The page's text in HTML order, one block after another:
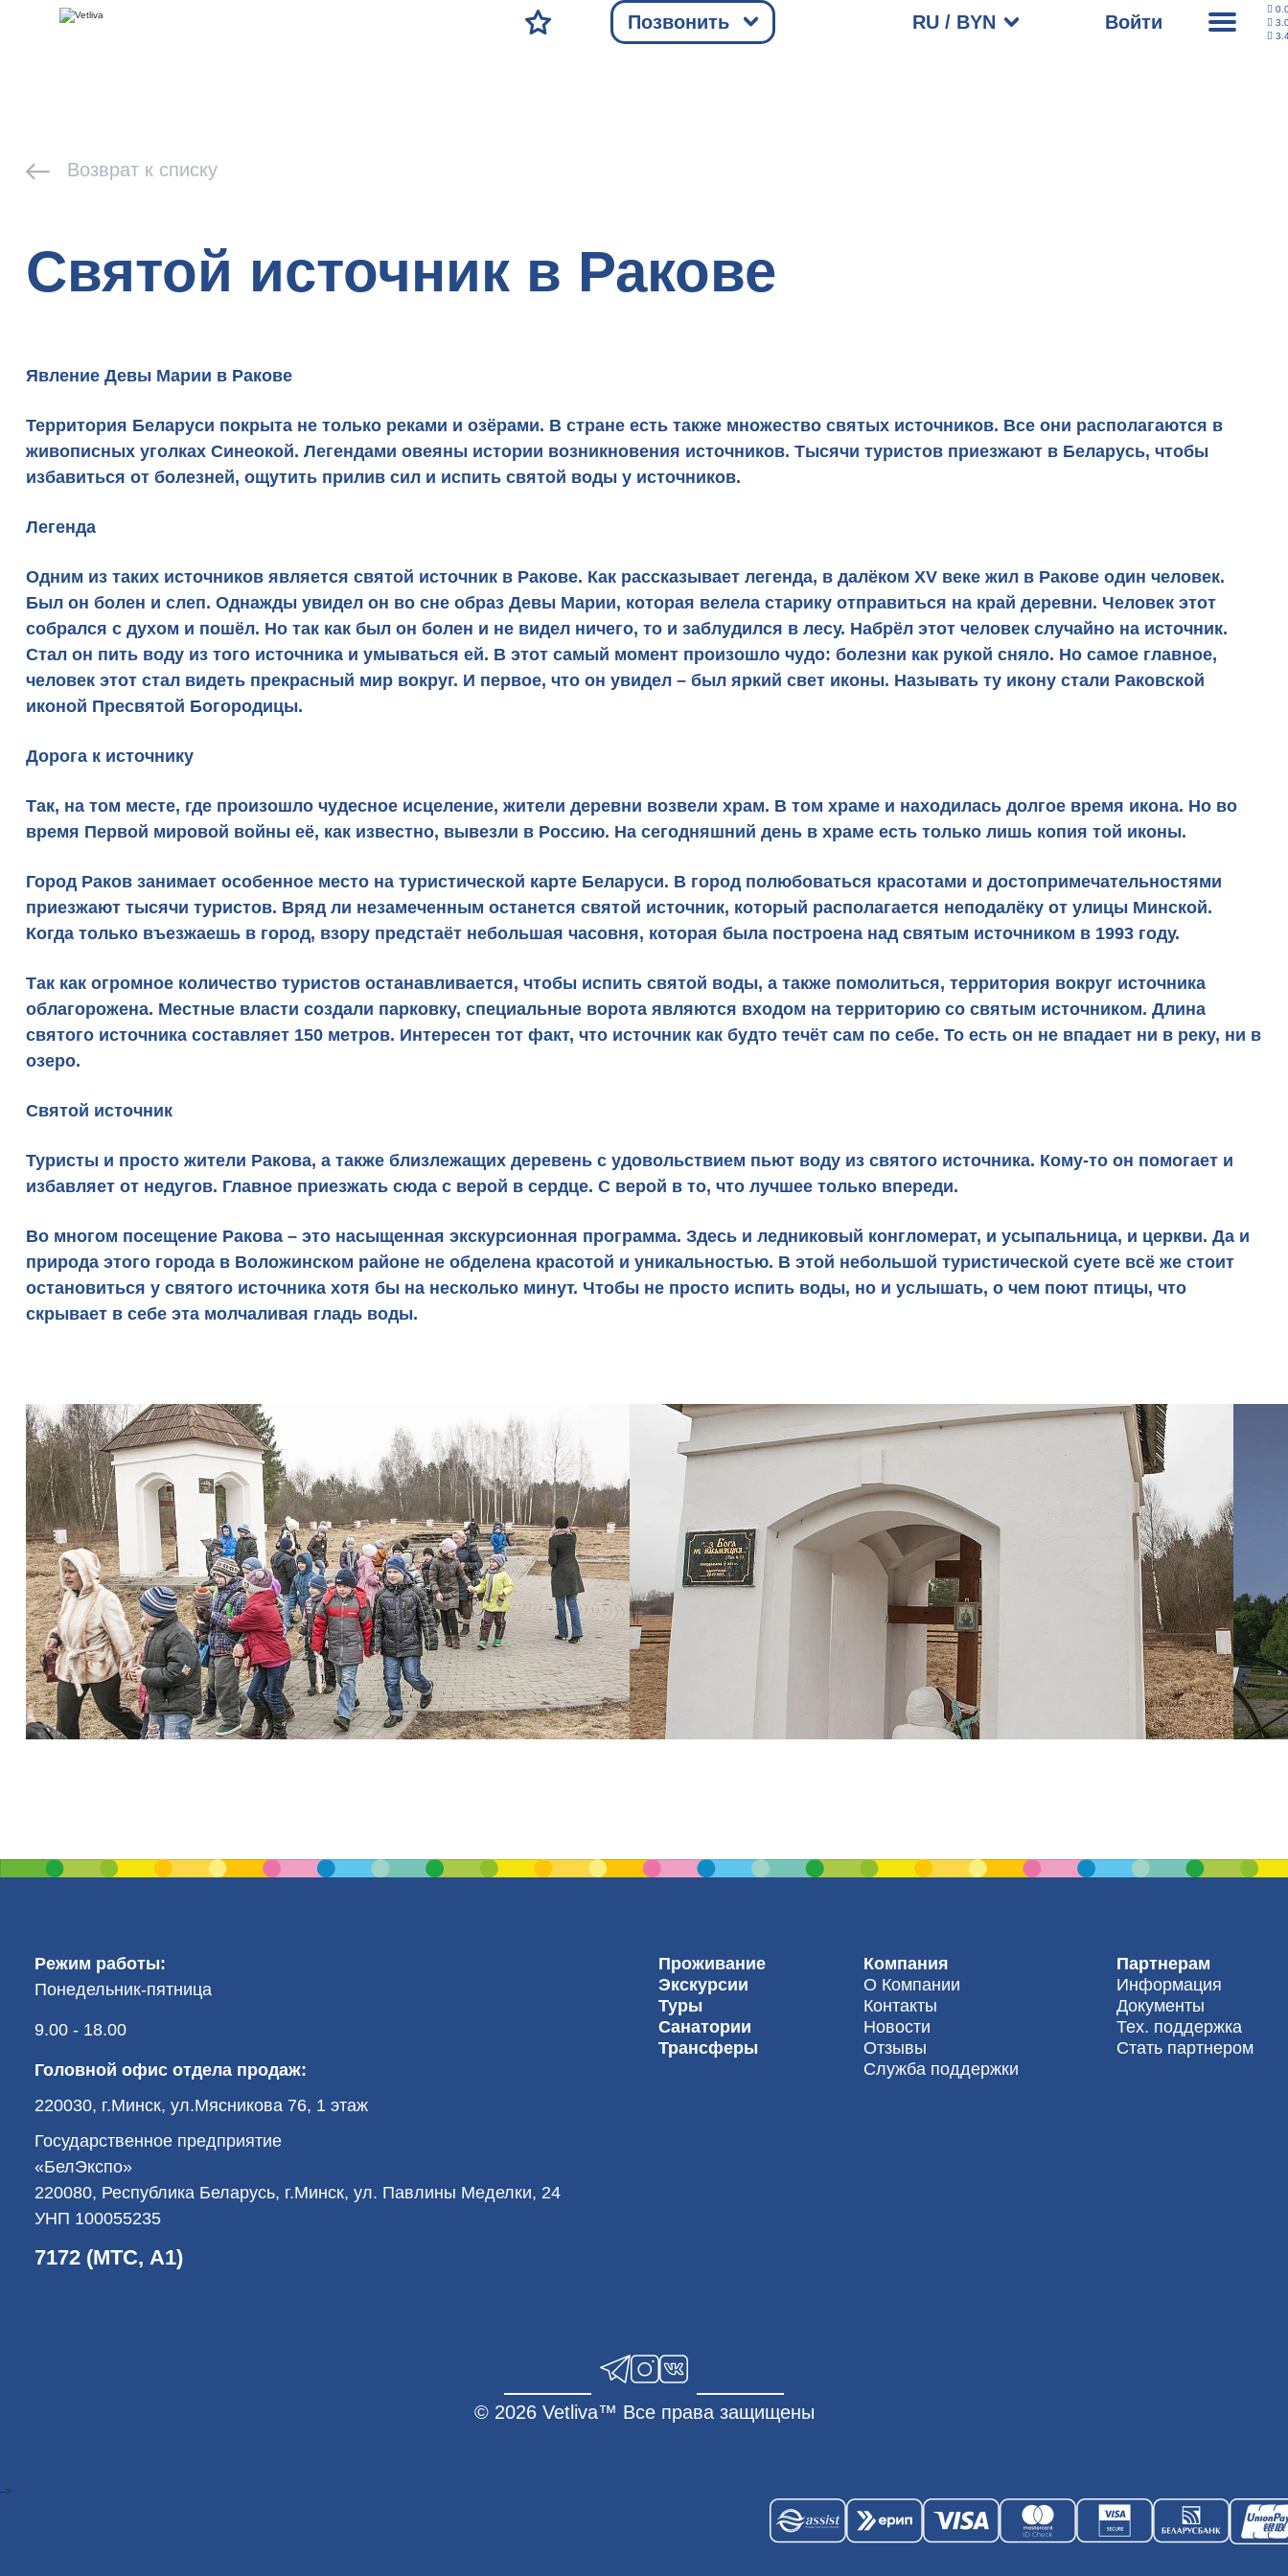
Позвонить RU / BYN Войти
Возврат к списку
Святой источник в Ракове
Явление Девы Марии в Ракове
Территория Беларуси покрыта не только реками и озёрами. В стране есть также множество святых источников. Все они располагаются в
живописных уголках Синеокой. Легендами овеяны истории возникновения источников. Тысячи туристов приезжают в Беларусь, чтобы
избавиться от болезней, ощутить прилив сил и испить святой воды у источников.
Легенда
Одним из таких источников является святой источник в Ракове. Как рассказывает легенда, в далёком XV веке жил в Ракове один человек.
Был он болен и слеп. Однажды увидел он во сне образ Девы Марии, которая велела старику отправиться на край деревни. Человек этот
собрался с духом и пошёл. Но так как был он болен и не видел ничего, то и заблудился в лесу. Набрёл этот человек случайно на источник.
Стал он пить воду из того источника и умываться ей. В этот самый момент произошло чудо: болезни как рукой сняло. Но самое главное,
человек этот стал видеть прекрасный мир вокруг. И первое, что он увидел – был яркий свет иконы. Называть ту икону стали Раковской
иконой Пресвятой Богородицы.
Дорога к источнику
Так, на том месте, где произошло чудесное исцеление, жители деревни возвели храм. В том храме и находилась долгое время икона. Но во
время Первой мировой войны её, как известно, вывезли в Россию. На сегодняшний день в храме есть только лишь копия той иконы.
Город Раков занимает особенное место на туристической карте Беларуси. В город полюбоваться красотами и достопримечательностями
приезжают тысячи туристов. Вряд ли незамеченным останется святой источник, который располагается неподалёку от улицы Минской.
Когда только въезжаешь в город, взору предстаёт небольшая часовня, которая была построена над святым источником в 1993 году.
Так как огромное количество туристов останавливается, чтобы испить святой воды, а также помолиться, территория вокруг источника
облагорожена. Местные власти создали парковку, специальные ворота являются входом на территорию со святым источником. Длина
святого источника составляет 150 метров. Интересен тот факт, что источник как будто течёт сам по себе. То есть он не впадает ни в реку, ни в
озеро.
Святой источник
Туристы и просто жители Ракова, а также близлежащих деревень с удовольствием пьют воду из святого источника. Кому-то он помогает и
избавляет от недугов. Главное приезжать сюда с верой в сердце. С верой в то, что лучшее только впереди.
Во многом посещение Ракова – это насыщенная экскурсионная программа. Здесь и ледниковый конгломерат, и усыпальница, и церкви. Да и
природа этого города в Воложинском районе не обделена красотой и уникальностью. В этой небольшой туристической суете всё же стоит
остановиться у святого источника хотя бы на несколько минут. Чтобы не просто испить воды, но и услышать, о чем поют птицы, что
скрывает в себе эта молчаливая гладь воды.
Режим работы:
Понедельник-пятница
9.00 - 18.00
Головной офис отдела продаж:
220030, г.Минск, ул.Мясникова 76, 1 этаж
Государственное предприятие
«БелЭкспо»
220080, Республика Беларусь, г.Минск, ул. Павлины Меделки, 24
УНП 100055235
7172 (МТС, А1)
Проживание
Экскурсии
Туры
Санатории
Трансферы
Компания
О Компании
Контакты
Новости
Отзывы
Служба поддержки
Партнерам
Информация
Документы
Тех. поддержка
Стать партнером
© 2026 Vetliva™ Все права защищены
-->